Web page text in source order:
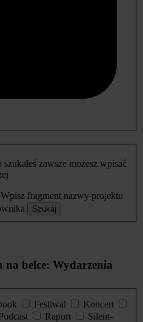
zawsze możesz wpisać
Wpisz fragment nazwy projektu
Szukaj
belce: Wydarzenia
Festiwal
Koncert
Raport
Silent-